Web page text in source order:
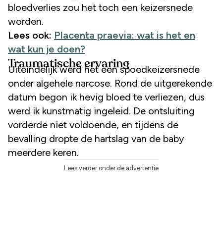
bloedverlies zou het toch een keizersnede
worden.
Lees ook: Placenta praevia: wat is het en
wat kun je doen?
Traumatische ervaring
Uiteindelijk werd het een spoedkeizersnede
onder algehele narcose. Rond de uitgerekende
datum begon ik hevig bloed te verliezen, dus
werd ik kunstmatig ingeleid. De ontsluiting
vorderde niet voldoende, en tijdens de
bevalling dropte de hartslag van de baby
meerdere keren.
Lees verder onder de advertentie